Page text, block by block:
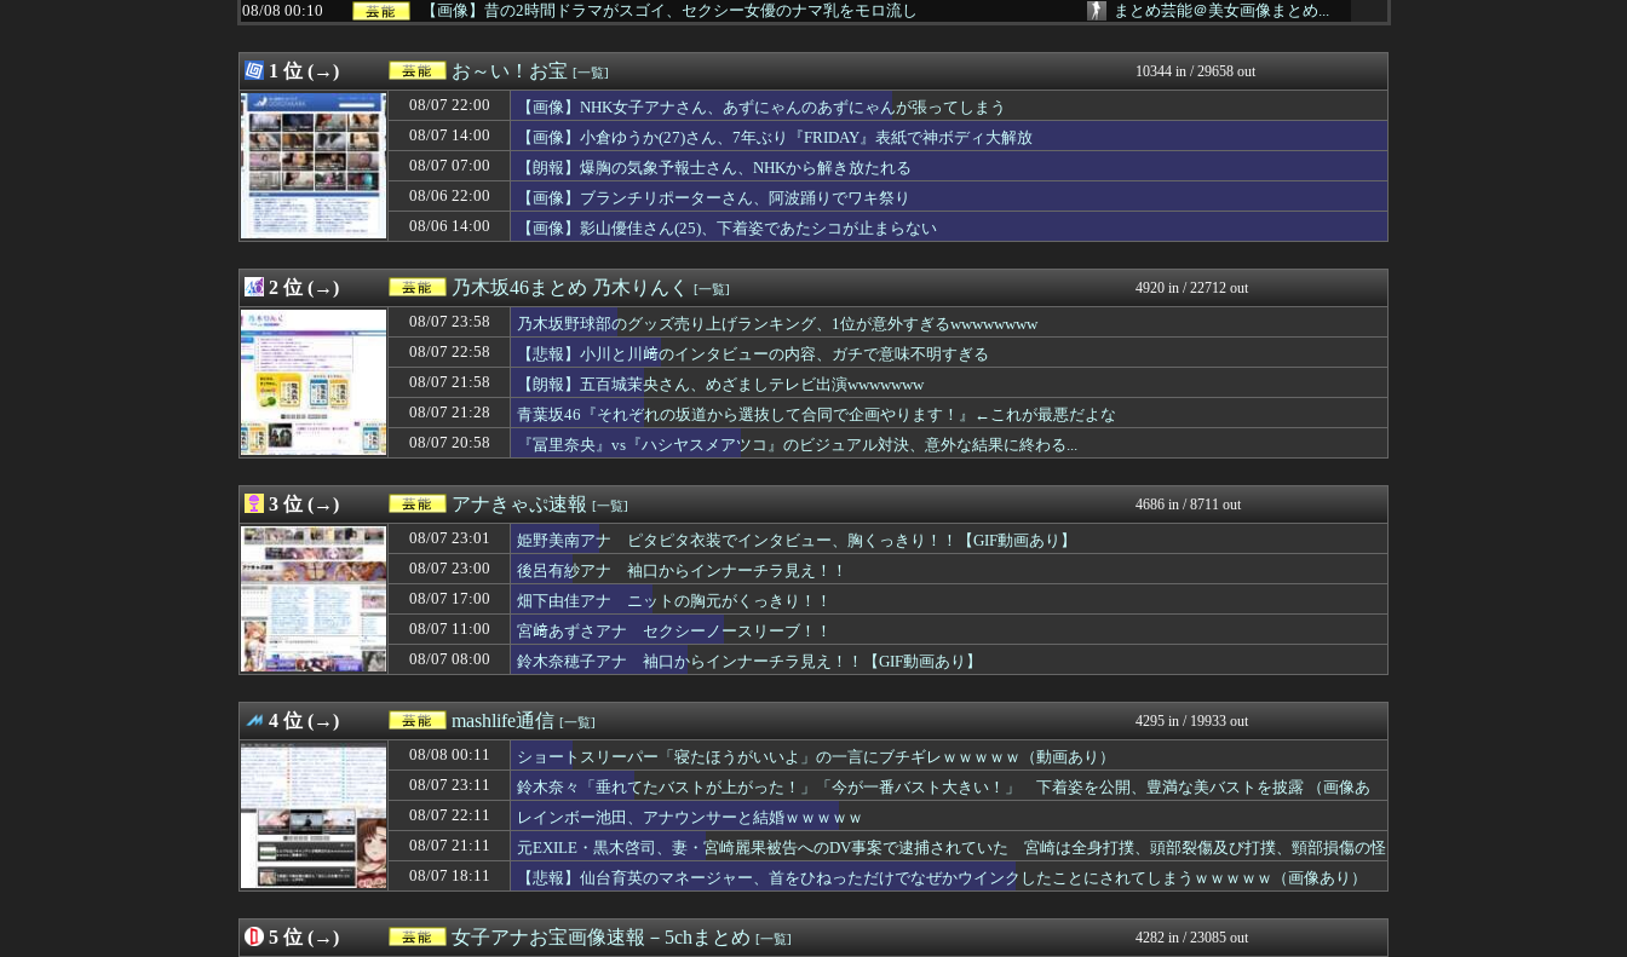
08/08 00:10
【画像】昔の2時間ドラマがスゴイ、セクシー女優のナマ乳をモロ流し
まとめ芸能＠美女画像まとめ...
08/08 00:05
【画像】欲求満たしすぎて逮捕された女子さん、可愛いと話題にｗｗｗｗｗｗ
女子アナお宝画像速報－5c...
08/08 00:05
【愕然】ワイ、借金300万円を5年かけて完済した結果とんでもないことになる・・...
今日速2ch
08/08 00:04
“エンジェルボディ”江籠裕奈、美白ヒップがエッチすぎるwwwwww最新水着グラ...
08/08 00:01
【朗報】NGT48 12thシングル10月28日発売！2025年6月の「希望列...
AKB48タイムズ（AKB...
08/08 00:00
松尾美佑ちゃんの健康的な美ワキ、大変なことになってるって...
08/07 23:58
乃木坂野球部のグッズ売り上げランキング、1位が意外すぎるwwwwwwww
08/07 23:40
あやてぃーからファンへ愛のメッセージがコチラ！！！【乃木坂46】
坂道情報通～乃木坂46まと...
08/07 23:23
【朗報】元日テレ女子アナ脊山麻理子さん(46)イメージDVDを出してしまう
アナ速‐女子アナ画像速報
08/07 23:19
【画像】まま「なんかプール入ってたら学生にめっちゃ見られたw」
08/07 23:15
【画像】日本のライオンさん、溶ける
アナ速‐女子アナ画像速報
08/07 23:11
鈴木奈々「垂れてたバストが上がった！」「今が一番バスト大きい！」 下着姿を公開...
mashlife通信
08/07 23:11
小坂菜緒の『最新ふくらみ』ヤバすぎwww大変なことになってるって...
08/07 23:11
【悲報】 観光客「やっぱり本場のジンギスカンは美味い！」道民ワイ「ぷっｗｗｗｗ...
芸能人の気になる噂
08/07 23:05
【画像】アイドルさん、10キロ体重増えた結果エ□くなってしまうｗｗｗｗｗｗ
08/07 23:01
姫野美南アナ ピタピタ衣装でインタビュー、胸くっきり！！【GIF動画あり】
08/07 23:00
水卜麻美の豊満BODY、大変なことになってるって...
乃木通 乃木坂46櫻坂46...
08/07 23:00
後呂有紗アナ 袖口からインナーチラ見え！！
アナきゃぷ速報
08/07 22:58
【悲報】小川と川﨑のインタビューの内容、ガチで意味不明すぎる
08/07 22:40
【画像】“令和最高のNewtypeボディー”をご覧くださいwwwww小倉あずさ...
もきゅ速(*´ω`*)人(...
08/07 22:40
あやてぃーさん、激おこｗ【乃木坂46】
坂道情報通～乃木坂46まと...
08/07 22:30
【悲報】美人インスタグラマーさん、グラビアに出たらなんか違うwwwwwwwww...
08/07 22:19
【画像】爆乳コスプレイヤーさん、お○ぱいの現実を見せつけるｗｗｗ
じわ速 芸能ニュースまとめ
08/07 22:17
早川聖来、最新の『ふくらみ』大変なことになってるって...
08/07 22:11
レインボー池田、アナウンサーと結婚ｗｗｗｗｗ
08/07 22:10
【画像】吉岡里帆、地味な水着なのにムチムチボディがHすぎる
まとめ芸能＠美女画像まとめ...
08/07 22:05
ツベコメ「この曲に救われました！」←これ
V系まとめ速報
08/07 22:05
【速報】BEYOOOOONDS、CHICA#TETSUの新リーダーに西田汐里、...
08/07 22:02
【日向坂46】新曲『イチャイチャ虫』←センターは・・・【18thシングル】
日向坂46まとめもり～
08/07 22:01
BOSS CE-1ってそんな良いの？ 音まとめアーカイブ
音まとめ
08/07 22:00
佐藤璃果さん、ワキの肉大変なことになってるって...
08/07 22:00
【画像】NHK女子アナさん、あずにゃんのあずにゃんが張ってしまう
お～い！お宝
08/07 21:58
【朗報】五百城茉央さん、めざましテレビ出演wwwwwww
乃木坂46まとめ 乃木りん...
08/07 21:54
【速報】日向坂46、18thシングル『イチャイチャ虫』の発売が決定！！
08/07 21:51
【速報】日向坂46 18thシングル『イチャイチャ虫』発表
日向坂46まとめもり～
08/07 21:45
【日向坂46】おひさま感動... ミニライブでついに初披露【17thシングル】
日向坂46まとめもり～
08/07 21:40
｢乃木坂あそぶだけ 1万円で遊ぼう！｣ 後編公開！！！【乃木坂46】
坂道情報通～乃木坂46まと...
08/07 21:28
青葉坂46『それぞれの坂道から選抜して合同で企画やります！』←これが最悪だよな
乃木坂46まとめ 乃木りん...
08/07 21:23
【速報】BEYOOOOONDS小島はなが雨ノ森 川海に、大坪茉乃と杉山結菜がC...
℃-ute派なんday
1 位 (→) お～い！お宝 [一覧] 10344 in / 29658 out
08/07 22:00
【画像】NHK女子アナさん、あずにゃんのあずにゃんが張ってしまう
08/07 14:00
【画像】小倉ゆうか(27)さん、7年ぶり『FRIDAY』表紙で神ボディ大解放
08/07 07:00
【朗報】爆胸の気象予報士さん、NHKから解き放たれる
08/06 22:00
【画像】ブランチリポーターさん、阿波踊りでワキ祭り
08/06 14:00
【画像】影山優佳さん(25)、下着姿であたシコが止まらない
2 位 (→) 乃木坂46まとめ 乃木りんく [一覧] 4920 in / 22712 out
08/07 23:58
乃木坂野球部のグッズ売り上げランキング、1位が意外すぎるwwwwwwww
08/07 22:58
【悲報】小川と川﨑のインタビューの内容、ガチで意味不明すぎる
08/07 21:58
【朗報】五百城茉央さん、めざましテレビ出演wwwwwww
08/07 21:28
青葉坂46『それぞれの坂道から選抜して合同で企画やります！』←これが最悪だよな
08/07 20:58
『冨里奈央』vs『ハシヤスメアツコ』のビジュアル対決、意外な結果に終わる...
3 位 (→) アナきゃぷ速報 [一覧] 4686 in / 8711 out
08/07 23:01
姫野美南アナ ピタピタ衣装でインタビュー、胸くっきり！！【GIF動画あり】
08/07 23:00
後呂有紗アナ 袖口からインナーチラ見え！！
08/07 17:00
畑下由佳アナ ニットの胸元がくっきり！！
08/07 11:00
宮﨑あずさアナ セクシーノースリーブ！！
08/07 08:00
鈴木奈穂子アナ 袖口からインナーチラ見え！！【GIF動画あり】
4 位 (→) mashlife通信 [一覧] 4295 in / 19933 out
08/08 00:11
ショートスリーパー「寝たほうがいいよ」の一言にブチギレｗｗｗｗｗ（動画あり）
08/07 23:11
鈴木奈々「垂れてたバストが上がった！」「今が一番バスト大きい！」 下着姿を公開、豊満な美バストを披露 （画像あ
り）
08/07 22:11
レインボー池田、アナウンサーと結婚ｗｗｗｗｗ
08/07 21:11
元EXILE・黒木啓司、妻・宮崎麗果被告へのDV事案で逮捕されていた 宮崎は全身打撲、頭部裂傷及び打撲、頸部損傷の怪
我
08/07 18:11 【悲報】仙台育英のマネージャー、首をひねっただけでなぜかウインクしたことにされてしまうｗｗｗｗｗ（画像あり）
5 位 (→) 女子アナお宝画像速報－5chまとめ [一覧] 4282 in / 23085 out